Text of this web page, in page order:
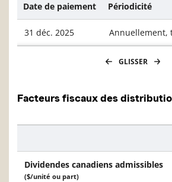
Date de paiement Périodicité
31 déc. 2025 Annuellement,
GLISSER
Facteurs fiscaux des
Dividendes canadiens admissibles
($/unité ou part)